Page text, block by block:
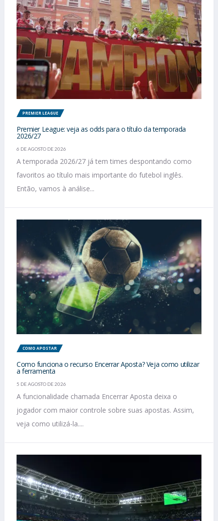
PREMIER LEAGUE
Premier League: veja as odds para o título da temporada
2026/27
6 DE AGOSTO DE 2026
A temporada 2026/27 já tem times despontando como
favoritos ao título mais importante do futebol inglês.
Então, vamos à análise...
COMO APOSTAR
Como funciona o recurso Encerrar Aposta? Veja como utilizar
a ferramenta
5 DE AGOSTO DE 2026
A funcionalidade chamada Encerrar Aposta deixa o
jogador com maior controle sobre suas apostas. Assim,
veja como utilizá-la....